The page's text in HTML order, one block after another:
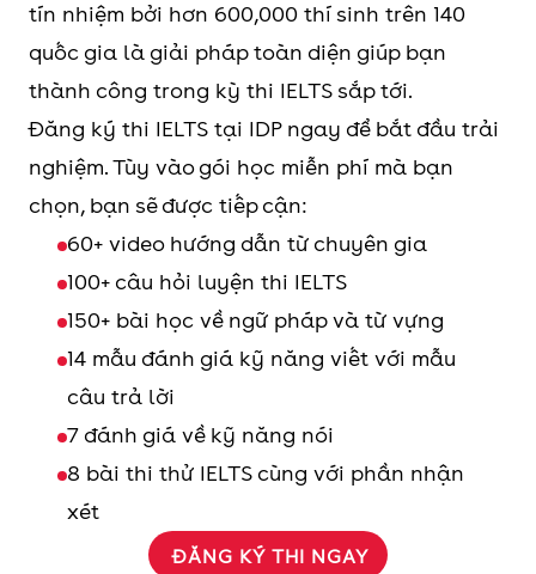
tín nhiệm bởi hơn 600,000 thí sinh trên 140
quốc gia là giải pháp toàn diện giúp bạn
thành công trong kỳ thi IELTS sắp tới.
Đăng ký thi IELTS tại IDP ngay để bắt đầu trải
nghiệm. Tùy vào gói học miễn phí mà bạn
chọn, bạn sẽ được tiếp cận:
60+ video hướng dẫn từ chuyên gia
100+ câu hỏi luyện thi IELTS
150+ bài học về ngữ pháp và từ vựng
14 mẫu đánh giá kỹ năng viết với mẫu
câu trả lời
7 đánh giá về kỹ năng nói
8 bài thi thử IELTS cùng với phần nhận
xét
ĐĂNG KÝ THI NGAY